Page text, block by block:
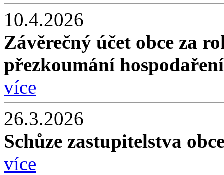
10.4.2026
Závěrečný účet obce za
přezkoumání
více
26.3.2026
Schůze zastupitelstva
více